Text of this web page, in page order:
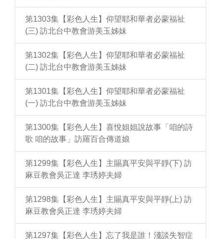
第1303集【彩色人生】仰望耶和華者必蒙福祉
(三) 訪北台中教會游美玉姊妹
第1302集【彩色人生】仰望耶和華者必蒙福祉
(二) 訪北台中教會游美玉姊妹
第1301集【彩色人生】仰望耶和華者必蒙福祉
(一) 訪北台中教會游美玉姊妹
第1300集【彩色人生】喜悅姐姐說故事「咱的詩
歌 咱的故事」訪羅百合傳道娘
第1299集【彩色人生】主賜真平安與平靜(下) 訪
麻豆教會吳正達 李琇婷夫婦
第1298集【彩色人生】主賜真平安與平靜(上) 訪
麻豆教會吳正達 李琇婷夫婦
第1297集【彩色人生】忘了我是誰！淺談失智症